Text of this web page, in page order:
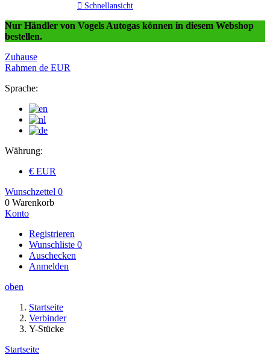
 Schnellansicht
Nur Händler von Vogels Autogas können in diesem Webshop
bestellen.
Zuhause
Rahmen de EUR
Sprache:
Währung:
€ EUR
Wunschzettel 0
0 Warenkorb
Konto
Registrieren
Wunschliste 0
Auschecken
Anmelden
oben
Startseite
Verbinder
Y-Stücke
Startseite